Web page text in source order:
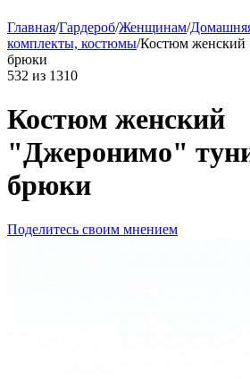
Главная/Гардероб/Женщинам/
комплекты, костюмы/Костюм женский
брюки
532 из 1310
Костюм женский
"Джеронимо"
брюки
Поделитесь своим мнением